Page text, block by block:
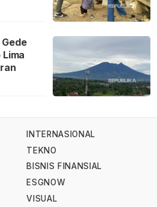
INTERNASIONAL
TEKNO
BISNIS FINANSIAL
ESGNOW
VISUAL